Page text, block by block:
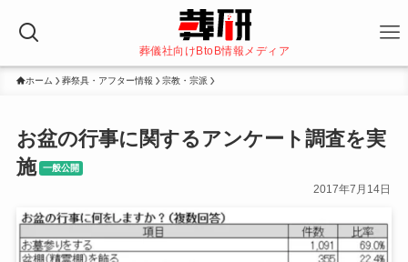
葬儀社向けBtoB情報メディア
ホーム 葬祭具・アフター情報 宗教・宗派
お盆の行事に関するアンケート調査を実
施
一般公開
2017年7月14日